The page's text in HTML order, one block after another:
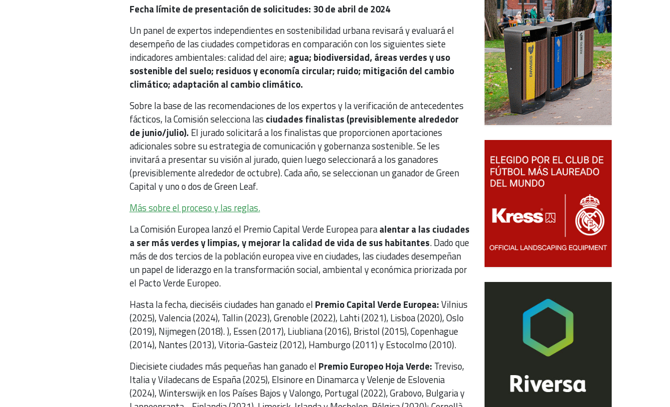
Fecha límite de presentación de solicitudes: 30 de abril de 2024
Un panel de expertos independientes en sostenibilidad urbana revisará y evaluará el
desempeño de las ciudades competidoras en comparación con los siguientes siete
indicadores ambientales: calidad del aire; agua; biodiversidad, áreas verdes y uso
sostenible del suelo; residuos y economía circular; ruido; mitigación del cambio
climático; adaptación al cambio climático.
Sobre la base de las recomendaciones de los expertos y la verificación de antecedentes
fácticos, la Comisión selecciona las ciudades finalistas (previsiblemente alrededor
de junio/julio). El jurado solicitará a los finalistas que proporcionen aportaciones
adicionales sobre su estrategia de comunicación y gobernanza sostenible. Se les
invitará a presentar su visión al jurado, quien luego seleccionará a los ganadores
(previsiblemente alrededor de octubre). Cada año, se seleccionan un ganador de Green
Capital y uno o dos de Green Leaf.
Más sobre el proceso y las reglas.
La Comisión Europea lanzó el Premio Capital Verde Europea paraalentar a las ciudades
a ser más verdes y limpias, y mejorar la calidad de vida de sus habitantes. Dado que
más de dos tercios de la población europea vive en ciudades, las ciudades desempeñan
un papel de liderazgo en la transformación social, ambiental y económica priorizada por
el Pacto Verde Europeo.
Hasta la fecha, dieciséis ciudades han ganado el Premio Capital Verde Europea:Vilnius
(2025), Valencia (2024), Tallin (2023), Grenoble (2022), Lahti (2021), Lisboa (2020), Oslo
(2019), Nijmegen (2018). ), Essen (2017), Liubliana (2016), Bristol (2015), Copenhague
(2014), Nantes (2013), Vitoria-Gasteiz (2012), Hamburgo (2011) y Estocolmo (2010).
Diecisiete ciudades más pequeñas han ganado el Premio Europeo Hoja Verde: Treviso,
Italia y Viladecans de España (2025), Elsinore en Dinamarca y Velenje de Eslovenia
(2024), Winterswijk en los Países Bajos y Valongo, Portugal (2022), Grabovo, Bulgaria y